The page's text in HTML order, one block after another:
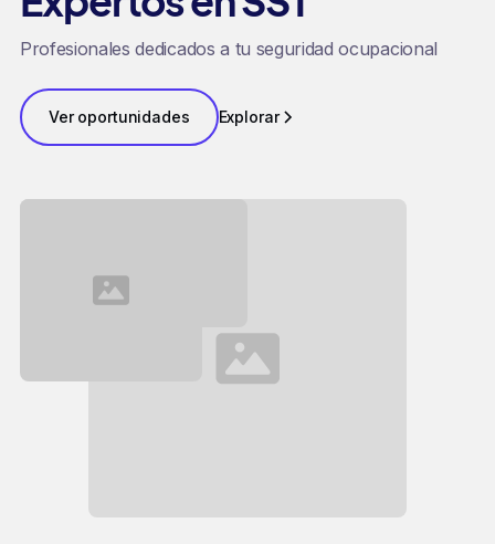
Profesionales dedicados a tu seguridad ocupacional
Ver oportunidades Explorar